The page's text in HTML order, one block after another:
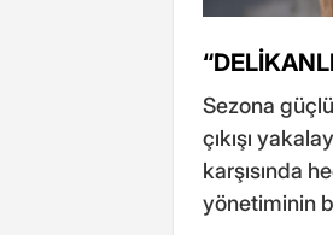
Sezona
çıkışı
karşısında
yönetiminin